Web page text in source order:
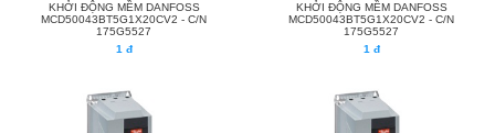
KHỞI ĐỘNG MỀM DANFOSS
MCD50043BT5G1X20CV2 - C/N
175G5527
1 đ
KHỞI ĐỘNG MỀM DANFOSS
MCD50043BT5G1X20CV2 - C/N
175G5527
1 đ